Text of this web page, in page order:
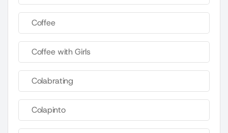
Coffee
Coffee with Girls
Colabrating
Colapinto